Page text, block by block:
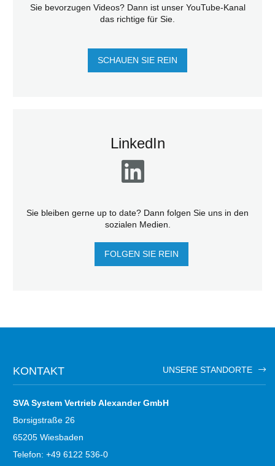
Sie bevorzugen Videos? Dann ist unser YouTube-Kanal
das richtige für Sie.
SCHAUEN SIE REIN
LinkedIn
Sie bleiben gerne up to date? Dann folgen Sie uns in den
sozialen Medien.
FOLGEN SIE REIN
KONTAKT UNSERE STANDORTE
SVA System Vertrieb Alexander GmbH
Borsigstraße 26
65205 Wiesbaden
Telefon: +49 6122 536-0